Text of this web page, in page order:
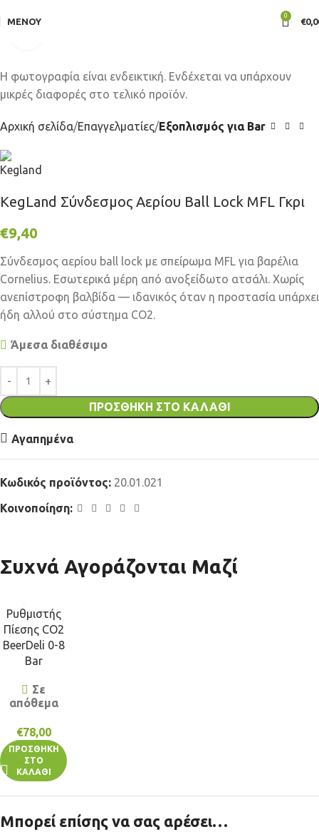
ΜΕΝΟΎ
0
€
Αρχική σελίδα Επαγγελματίες Εξοπλισμός για Bar
KegLand Σύνδεσμος Αερίου Ball Lock MFL Γκρι
€9,40
Σύνδεσμος αερίου ball lock με σπείρωμα MFL για βαρέλια
Cornelius. Εσωτερικά μέρη από ανοξείδωτο ατσάλι. Χωρίς
ανεπίστροφη βαλβίδα — ιδανικός όταν η προστασία υπάρχει
ήδη αλλού στο σύστημα CO2.
Άμεσα διαθέσιμο
ΠΡΟΣΘΉΚΗ ΣΤΟ ΚΑΛΆΘΙ
Αγαπημένα
Κωδικός προϊόντος: 20.01.021
Κοινοποίηση:
Συχνά Αγοράζονται Μαζί
Ρυθμιστής
Πίεσης CO2
BeerDeli 0-8
Bar
Σε
απόθεμα
€78,00
ΠΡΟΣΘΉΚΗ
ΣΤΟ
ΚΑΛΆΘΙ
Μπορεί επίσης να σας αρέσει…